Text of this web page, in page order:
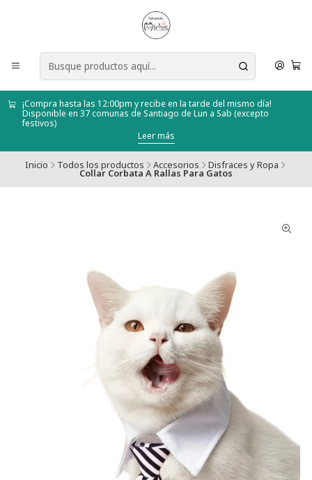
¡Compra hasta las 12:00pm y recibe en la tarde del mismo día!
Disponible en 37 comunas de Santiago de Lun a Sab (excepto
festivos)
Leer más
Inicio Todos los productos Accesorios Disfraces y Ropa
Collar Corbata A Rallas Para Gatos